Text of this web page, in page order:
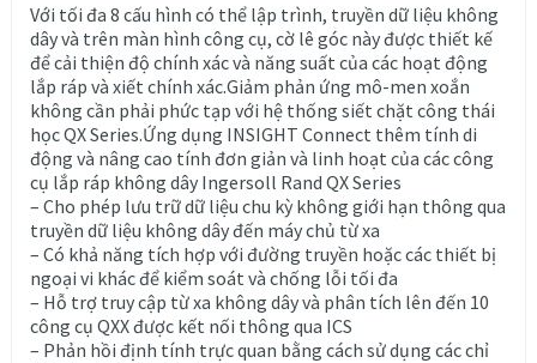
Với tối đa 8 cấu hình có thể lập trình, truyền dữ liệu không
dây và trên màn hình công cụ, cờ lê góc này được thiết kế
để cải thiện độ chính xác và năng suất của các hoạt động
lắp ráp và xiết chính xác.Giảm phản ứng mô-men xoắn
không cần phải phức tạp với hệ thống siết chặt công thái
học QX Series.Ứng dụng INSIGHT Connect thêm tính di
động và nâng cao tính đơn giản và linh hoạt của các công
cụ lắp ráp không dây Ingersoll Rand QX Series
– Cho phép lưu trữ dữ liệu chu kỳ không giới hạn thông qua
truyền dữ liệu không dây đến máy chủ từ xa
– Có khả năng tích hợp với đường truyền hoặc các thiết bị
ngoại vi khác để kiểm soát và chống lỗi tối đa
– Hỗ trợ truy cập từ xa không dây và phân tích lên đến 10
công cụ QXX được kết nối thông qua ICS
– Phản hồi định tính trực quan bằng cách sử dụng các chỉ